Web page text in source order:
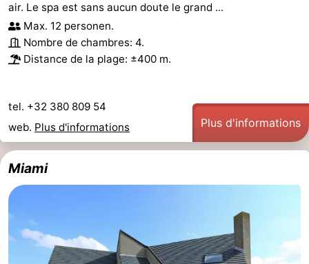
air. Le spa est sans aucun doute le grand ...
Max. 12 personen.
Nombre de chambres: 4.
Distance de la plage: ±400 m.
tel. +32 380 809 54
web. Plus d'informations Plus d'informations
Miami